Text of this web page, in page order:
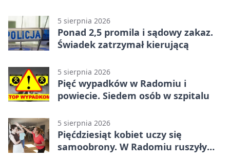
5 sierpnia 2026
Ponad 2,5 promila i sądowy zakaz.
Świadek zatrzymał kierującą
5 sierpnia 2026
Pięć wypadków w Radomiu i
powiecie. Siedem osób w szpitalu
5 sierpnia 2026
Pięćdziesiąt kobiet uczy się
samoobrony. W Radomiu ruszyły